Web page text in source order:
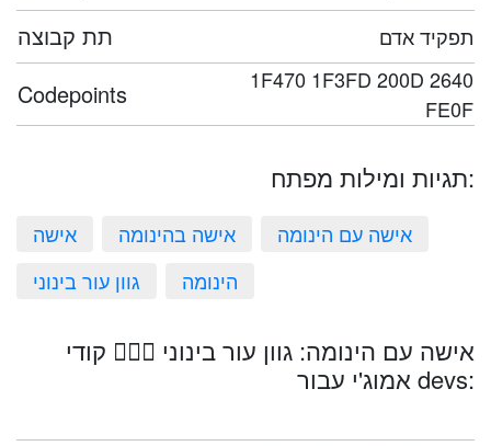
תת קבוצה תפקיד אדם
Codepoints
1F470 1F3FD 200D 2640
FE0F
תגיות ומילות מפתח:
אישה אישה בהינומה
אישה עם הינומה
גוון עור בינוני
הינומה
אישה עם הינומה: גוון עור בינוני 👰🏽‍♀️ קודי
אמוג'י עבור devs: